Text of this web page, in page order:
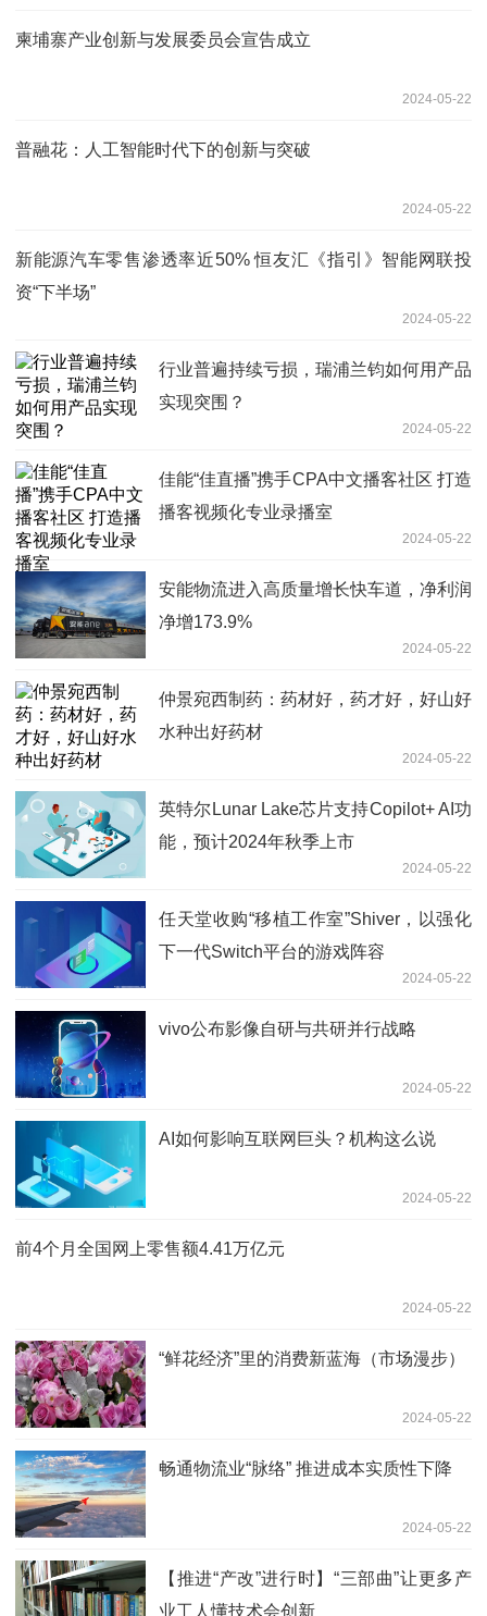
柬埔寨产业创新与发展委员会宣告成立
2024-05-22
普融花：人工智能时代下的创新与突破
2024-05-22
新能源汽车零售渗透率近50% 恒友汇《指引》智能网联投
资“下半场”
2024-05-22
行业普遍持续亏损，瑞浦兰钧如何用产品
实现突围？
2024-05-22
佳能“佳直播”携手CPA中文播客社区 打造
播客视频化专业录播室
2024-05-22
安能物流进入高质量增长快车道，净利润
净增173.9%
2024-05-22
仲景宛西制药：药材好，药才好，好山好
水种出好药材
2024-05-22
英特尔Lunar Lake芯片支持Copilot+ AI功
能，预计2024年秋季上市
2024-05-22
任天堂收购“移植工作室”Shiver，以强化
下一代Switch平台的游戏阵容
2024-05-22
vivo公布影像自研与共研并行战略
2024-05-22
AI如何影响互联网巨头？机构这么说
2024-05-22
前4个月全国网上零售额4.41万亿元
2024-05-22
“鲜花经济”里的消费新蓝海（市场漫步）
2024-05-22
畅通物流业“脉络” 推进成本实质性下降
2024-05-22
【推进“产改”进行时】“三部曲”让更多产
业工人懂技术会创新